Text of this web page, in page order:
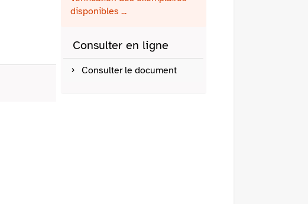
disponibles ...
Consulter en ligne
Consulter le document